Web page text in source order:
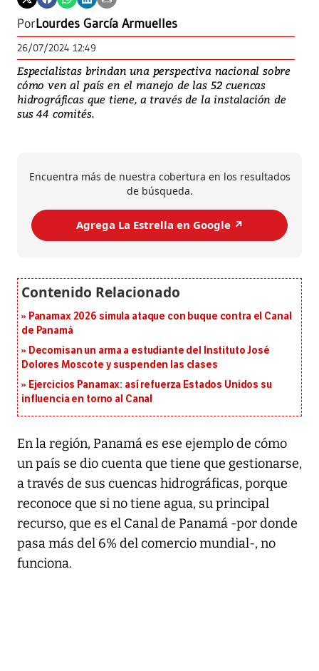
PorLourdes García Armuelles
26/07/2024 12:49
Especialistas brindan una perspectiva nacional sobre
cómo ven al país en el manejo de las 52 cuencas
hidrográficas que tiene, a través de la instalación de
sus 44 comités.
Encuentra más de nuestra cobertura en los resultados
de búsqueda.
Agrega La Estrella en Google ↗️
Panamax 2026 simula ataque con buque contra el Canal
de Panamá
Decomisan un arma a estudiante del Instituto José
Dolores Moscote y suspenden las clases
Ejercicios Panamax: así refuerza Estados Unidos su
influencia en torno al Canal
En la región, Panamá es ese ejemplo de cómo
un país se dio cuenta que tiene que gestionarse,
a través de sus cuencas hidrográficas, porque
reconoce que si no tiene agua, su principal
recurso, que es el Canal de Panamá -por donde
pasa más del 6% del comercio mundial-, no
funciona.